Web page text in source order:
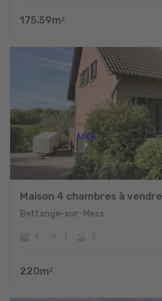
175.59m 2
Maison 4 chambres à vendre
Bettange-sur-Mess
220m 2